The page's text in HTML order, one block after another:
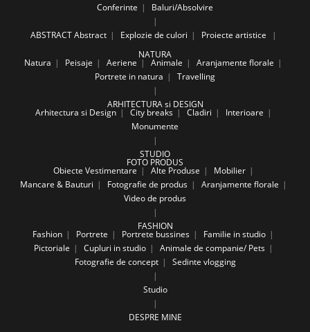
Conferinte
Baluri/Absolvire
ABSTRACT Abstract Explozie de culori
Proiecte artistice
NATURA
Natura Peisaje Aeriene Animale
Aranjamente florale
Portrete in natura
Travelling
ARHITECTURA si DESIGN
Arhitectura si Design City breaks Cladiri
Interioare
Monumente
STUDIO
FOTO PRODUS
Obiecte Vestimentare Alte Produse
Mobilier
Mancare & Bauturi
Fotografie de produs
Aranjamente florale
Video de produs
FASHION
Fashion Portrete Portrete bussines
Familie in studio
Pictoriale
Cupluri in studio
Animale de companie/ Pets
Fotografie de concept
Sedinte vlogging
Studio
DESPRE MINE